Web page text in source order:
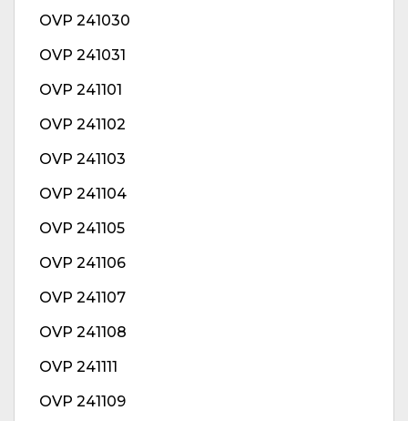
OVP 241030
OVP 241031
OVP 241101
OVP 241102
OVP 241103
OVP 241104
OVP 241105
OVP 241106
OVP 241107
OVP 241108
OVP 241111
OVP 241109